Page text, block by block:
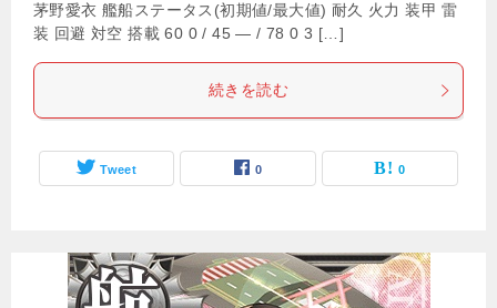
茅野愛衣 艦船ステータス(初期値/最大値) 耐久 火力 装甲 雷
装 回避 対空 搭載 60 0 / 45 — / 78 0 3 […]
続きを読む
Tweet 0 0